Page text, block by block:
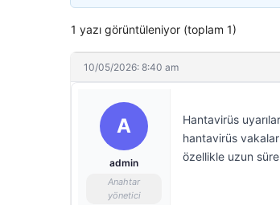
1 yazı görüntüleniyor (toplam 1)
10/05/2026: 8:40 am
A
admin
Anahtar
yönetici
Hantavirüs
hantavirüs
özellikle uzun